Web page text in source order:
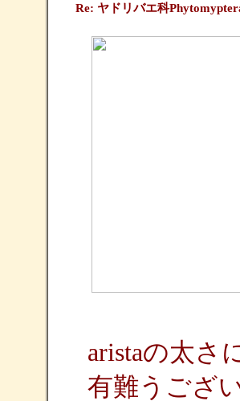
Re: ヤドリバエ科
aristaの太さ
有難うござ